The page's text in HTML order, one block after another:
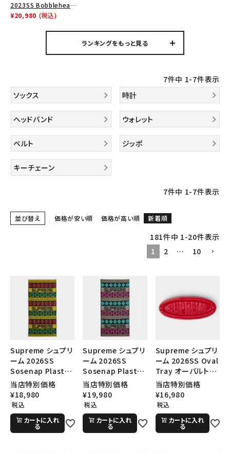
Tシャツ・ロングスリーブ
ジャケット・アウター
ニット帽・ビーニー
バックパック・リュック
その他バッグ類
スニーカー・ブーツ
COLLABORATION BRAND
CONTENTS
ACCOUNT MENU
ようこそ ゲスト 様
2023SS Bobblehead
ボブルヘッド レッド
¥20,980 (税込)
ランキングをもっと見る
7件中 1-7件表示
ソックス
時計
ヘッドバンド ウォレット
ベルト ジッポ
キーチェーン
7件中 1-7件表示
並び替え 価格が安い順 価格が高い順 新着順
181件中 1-20件表示
1
2 … 10
Supreme シュプリ
ーム 2026SS
Sosenap Plastic
Mat ソセナップ プ
ラスチックマット
イエロー
当店特別価格
¥18,980
税込
カートに入れ
る
Supreme シュプリ
ーム 2026SS
Sosenap Plastic
Mat ソセナップ プ
ラスチックマット
グレー
当店特別価格
¥19,980
税込
カートに入れ
る
Supreme シュプリ
ーム 2026SS Oval
Tray オーバルトレ
イ レッド
当店特別価格
¥16,980
税込
カートに入れ
る